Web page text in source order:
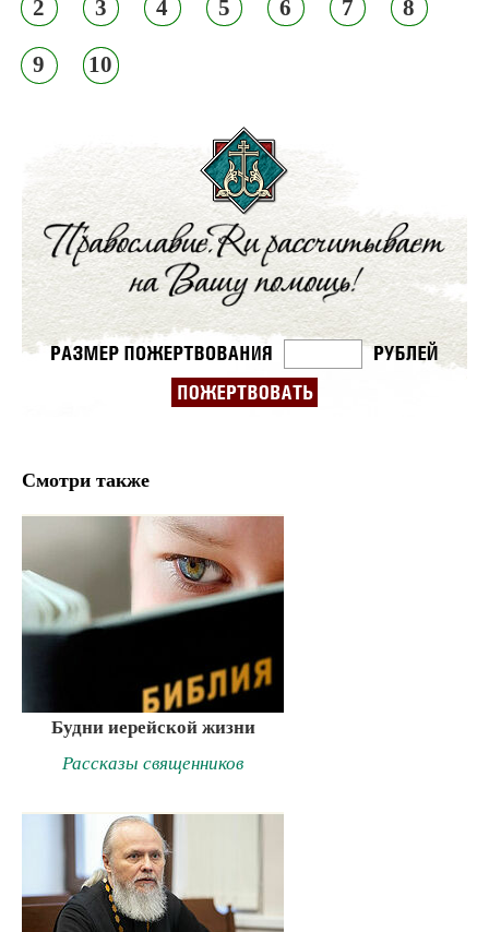
2 3 4 5 6 7 8
9 10
Смотри также
Будни иерейской жизни
Рассказы священников